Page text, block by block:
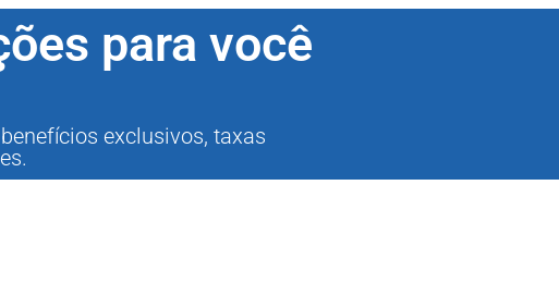
para você
exclusivos, taxas